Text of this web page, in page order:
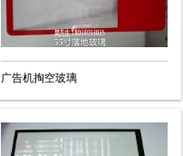
广告机掏空玻璃